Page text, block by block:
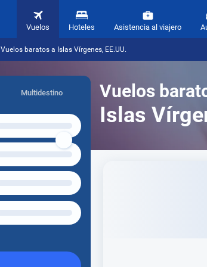
Vuelos Hoteles Asistencia al viajero
Vuelos baratos a Islas Vírgenes, EE.UU.
Multidestino Vuelos
Islas